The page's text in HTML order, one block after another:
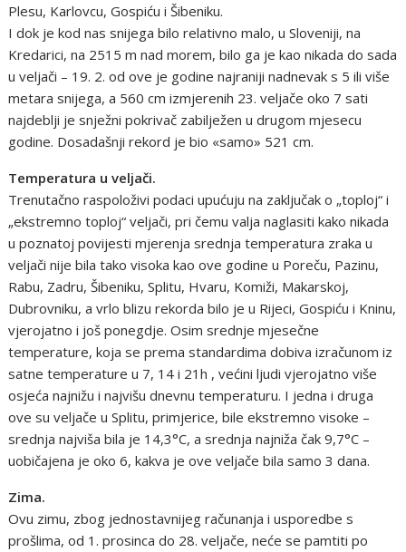
Plesu, Karlovcu, Gospiću i Šibeniku.
I dok je kod nas snijega bilo relativno malo, u Sloveniji, na
Kredarici, na 2515 m nad morem, bilo ga je kao nikada do sada
u veljači – 19. 2. od ove je godine najraniji nadnevak s 5 ili više
metara snijega, a 560 cm izmjerenih 23. veljače oko 7 sati
najdeblji je snježni pokrivač zabilježen u drugom mjesecu
godine. Dosadašnji rekord je bio «samo» 521 cm.
Temperatura u veljači.
Trenutačno raspoloživi podaci upućuju na zaključak o „toploj“ i
„ekstremno toploj“ veljači, pri čemu valja naglasiti kako nikada
u poznatoj povijesti mjerenja srednja temperatura zraka u
veljači nije bila tako visoka kao ove godine u Poreču, Pazinu,
Rabu, Zadru, Šibeniku, Splitu, Hvaru, Komiži, Makarskoj,
Dubrovniku, a vrlo blizu rekorda bilo je u Rijeci, Gospiću i Kninu,
vjerojatno i još ponegdje. Osim srednje mjesečne
temperature, koja se prema standardima dobiva izračunom iz
satne temperature u 7, 14 i 21h , većini ljudi vjerojatno više
osjeća najnižu i najvišu dnevnu temperaturu. I jedna i druga
ove su veljače u Splitu, primjerice, bile ekstremno visoke –
srednja najviša bila je 14,3°C, a srednja najniža čak 9,7°C –
uobičajena je oko 6, kakva je ove veljače bila samo 3 dana.
Zima.
Ovu zimu, zbog jednostavnijeg računanja i usporedbe s
prošlima, od 1. prosinca do 28. veljače, neće se pamtiti po